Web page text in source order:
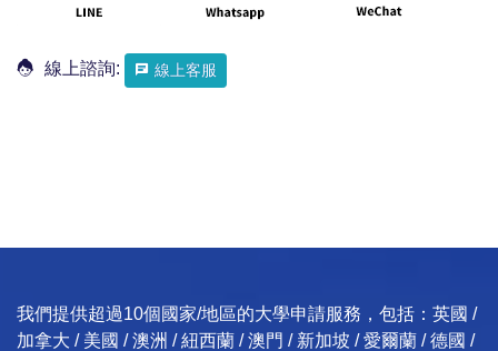
線上諮詢: 線上客服
我們提供超過10個國家/地區的大學申請服務，包括：英國 /
加拿大 / 美國 / 澳洲 / 紐西蘭 / 澳門 / 新加坡 / 愛爾蘭 / 德國 /